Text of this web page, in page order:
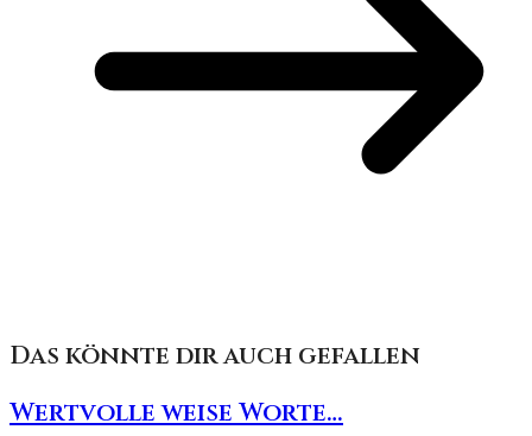
Das könnte dir auch gefallen
Wertvolle weise Worte…